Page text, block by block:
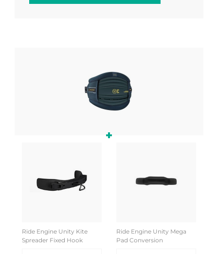
+
Ride Engine Unity Kite
Spreader Fixed Hook
Ride Engine Unity Mega
Pad Conversion